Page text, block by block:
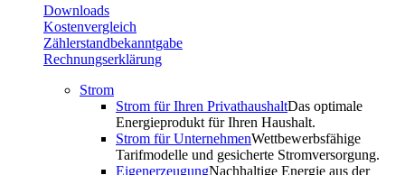
Downloads
Kostenvergleich
Zählerstandbekanntgabe
Rechnungserklärung
Strom
Strom für Ihren PrivathaushaltDas optimale
Energieprodukt für Ihren Haushalt.
Strom für UnternehmenWettbewerbsfähige
Tarifmodelle und gesicherte Stromversorgung.
EigenerzeugungNachhaltige Energie aus der